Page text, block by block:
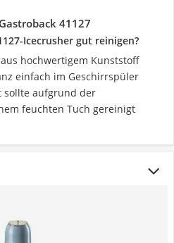
41127
Icecrusher gut reinigen?
hochwertigem Kunststoff
einfach im Geschirrspüler
sollte aufgrund der
feuchten Tuch gereinigt